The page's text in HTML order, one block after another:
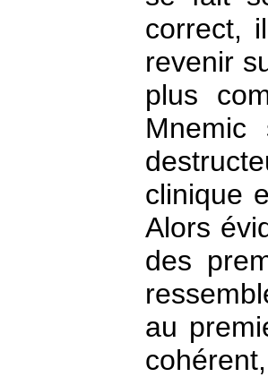
correct,
revenir
plus
clinique
Alors
des
au